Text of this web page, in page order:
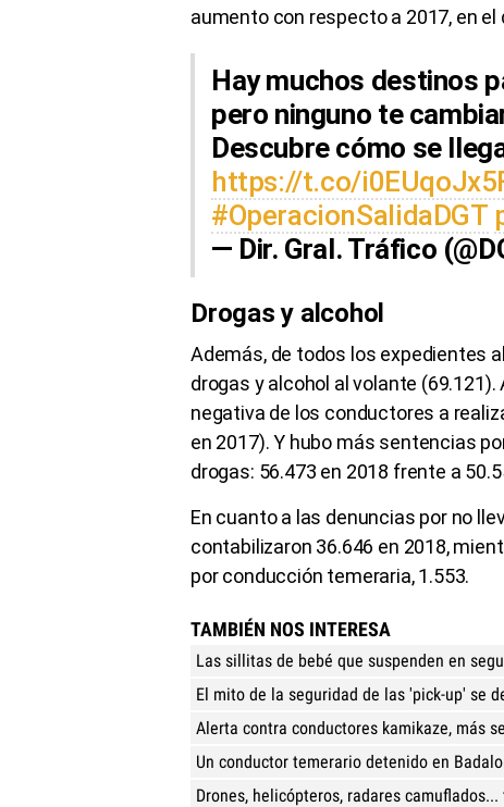
aumento con respecto a 2017, en
Hay muchos destinos
pero ninguno te
Descubre cómo se
https://t.co/
#OperacionSalidaDGT
— Dir. Gral. Tráfico
Drogas y alcohol
Además, de todos los expedientes
drogas y alcohol al volante
negativa de los conductores a
en 2017). Y hubo más sentencias
drogas: 56.473 en 2018 frente a
En cuanto a las denuncias por no
contabilizaron 36.646 en 2018,
por conducción temeraria, 1.553.
TAMBIÉN NOS INTERESA
Las sillitas de bebé que suspenden en
El mito de la seguridad de las 'pick-up' se
Alerta contra conductores kamikaze, más
Un conductor temerario detenido en
Drones, helicópteros, radares